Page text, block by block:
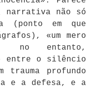
narrativa não só
(ponto em que
«um mero
no entanto,
entre o silêncio
trauma profundo
e a defesa, e a